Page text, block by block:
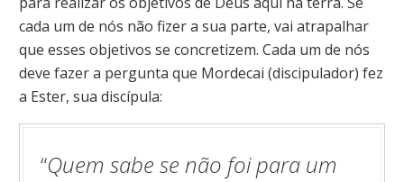
cada um de nós não fizer a sua parte, vai atrapalhar
que esses objetivos se concretizem. Cada um de nós
deve fazer a pergunta que Mordecai (discipulador) fez
a Ester, sua discípula:
“Quem sabe se não foi para um